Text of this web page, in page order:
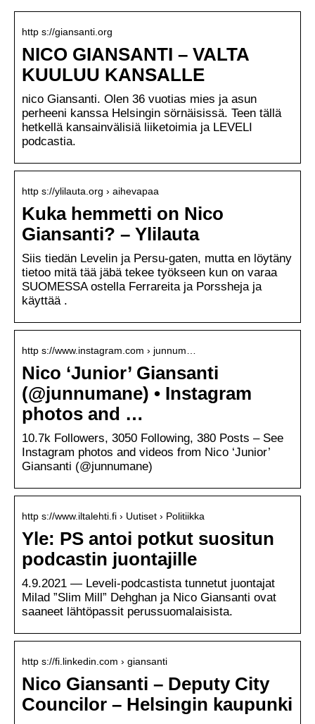
http s://giansanti.org
NICO GIANSANTI – VALTA
KUULUU KANSALLE
nico Giansanti. Olen 36 vuotias mies ja asun
perheeni kanssa Helsingin sörnäisissä. Teen tällä
hetkellä kansainvälisiä liiketoimia ja LEVELI
podcastia.
http s://ylilauta.org › aihevapaa
Kuka hemmetti on Nico
Giansanti? – Ylilauta
Siis tiedän Levelin ja Persu-gaten, mutta en löytäny
tietoo mitä tää jäbä tekee työkseen kun on varaa
SUOMESSA ostella Ferrareita ja Porssheja ja
käyttää .
http s://www.instagram.com › junnum…
Nico ‘Junior’ Giansanti
(@junnumane) • Instagram
photos and …
10.7k Followers, 3050 Following, 380 Posts – See
Instagram photos and videos from Nico ‘Junior’
Giansanti (@junnumane)
http s://www.iltalehti.fi › Uutiset › Politiikka
Yle: PS antoi potkut suositun
podcastin juontajille
4.9.2021 — Leveli-podcastista tunnetut juontajat
Milad ”Slim Mill” Dehghan ja Nico Giansanti ovat
saaneet lähtöpassit perussuomalaisista.
http s://fi.linkedin.com › giansanti
Nico Giansanti – Deputy City
Councilor – Helsingin kaupunki